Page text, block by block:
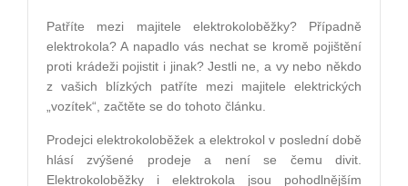
Patříte mezi majitele elektrokoloběžky? Případně
elektrokola? A napadlo vás nechat se kromě pojištění
proti krádeži pojistit i jinak? Jestli ne, a vy nebo někdo
z vašich blízkých patříte mezi majitele elektrických
„vozítek“, začtěte se do tohoto článku.
Prodejci elektrokoloběžek a elektrokol v poslední době
hlásí zvýšené prodeje a není se čemu divit.
Elektrokoloběžky i elektrokola jsou pohodlnějším